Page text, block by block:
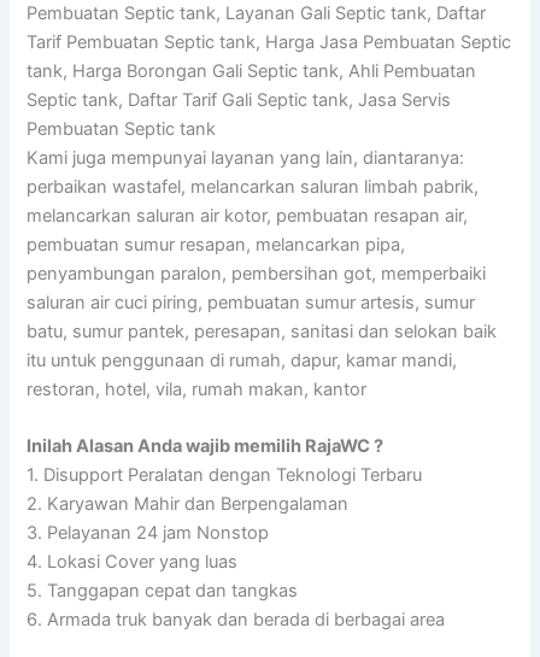
Pembuatan Septic tank, Layanan Gali Septic tank, Daftar
Tarif Pembuatan Septic tank, Harga Jasa Pembuatan Septic
tank, Harga Borongan Gali Septic tank, Ahli Pembuatan
Septic tank, Daftar Tarif Gali Septic tank, Jasa Servis
Pembuatan Septic tank
Kami juga mempunyai layanan yang lain, diantaranya:
perbaikan wastafel, melancarkan saluran limbah pabrik,
melancarkan saluran air kotor, pembuatan resapan air,
pembuatan sumur resapan, melancarkan pipa,
penyambungan paralon, pembersihan got, memperbaiki
saluran air cuci piring, pembuatan sumur artesis, sumur
batu, sumur pantek, peresapan, sanitasi dan selokan baik
itu untuk penggunaan di rumah, dapur, kamar mandi,
restoran, hotel, vila, rumah makan, kantor
Inilah Alasan Anda wajib memilih RajaWC ?
1. Disupport Peralatan dengan Teknologi Terbaru
2. Karyawan Mahir dan Berpengalaman
3. Pelayanan 24 jam Nonstop
4. Lokasi Cover yang luas
5. Tanggapan cepat dan tangkas
6. Armada truk banyak dan berada di berbagai area